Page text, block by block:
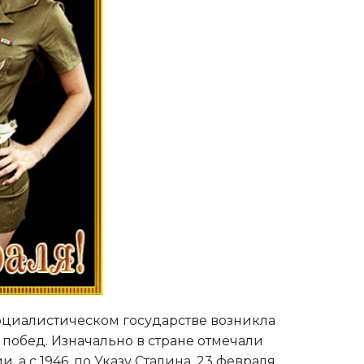
государстве возникла
Изначально в стране отмечали